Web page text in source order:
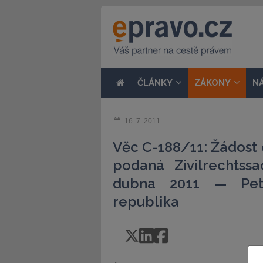
ČLÁNKY ZÁKONY
16. 7. 2011
Věc C-188/11:
podaná
dubna 2011 —
republika